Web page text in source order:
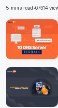
5 mins read•67614